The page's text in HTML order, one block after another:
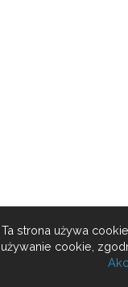
Ta strona używa
używanie cookie,